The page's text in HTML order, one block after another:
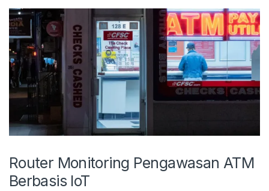
Router Monitoring Pengawasan ATM
Berbasis IoT